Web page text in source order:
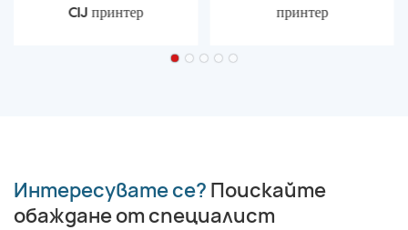
CIJ принтер
принтер
Интересувате се? Поискайте
обаждане от специалист